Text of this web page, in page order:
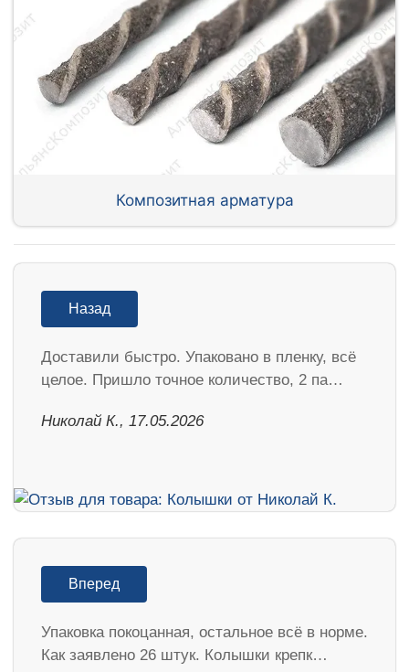
Композитная арматура
Назад
Доставили быстро. Упаковано в пленку, всё
целое. Пришло точное количество, 2 па…
Николай К., 17.05.2026
Вперед
Упаковка покоцанная, остальное всё в норме.
Как заявлено 26 штук. Колышки крепк…